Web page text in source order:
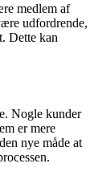
medlem af
udfordrende,
Dette kan
Nogle kunder
er mere
nye måde at